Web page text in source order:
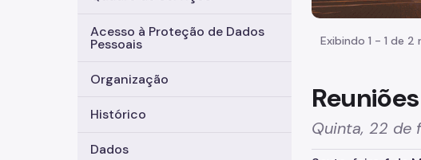
Acesso à Proteção de Dados
Pessoais
Organização
Histórico
Dados
Exibindo 1 - 1 de 2
Reuniões
Quinta, 22 de